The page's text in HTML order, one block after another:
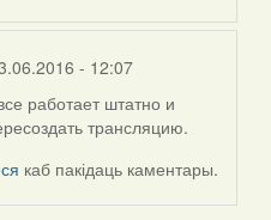
- 12:07
работает штатно и
трансляцию.
каб пакідаць каментары.